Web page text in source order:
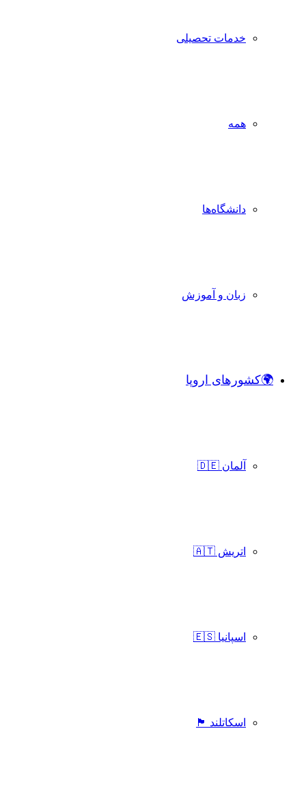
خدمات تحصیلی
همه
دانشگاه‌ها
زبان و آموزش
🌍کشورهای اروپا
آلمان 🇩🇪
اتریش 🇦🇹
اسپانیا 🇪🇸
اسکاتلند 🏴󠁧󠁢󠁳󠁣󠁴󠁿